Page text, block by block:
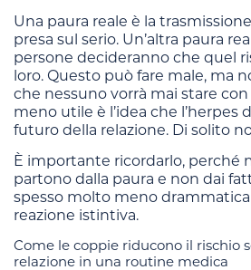
Una paura reale è la
presa sul serio. Un’altra paura
persone decideranno che quel
loro. Questo può fare male, ma
che nessuno vorrà mai stare
meno utile è l’idea che l’herpes
futuro della relazione. Di solito
È importante ricordarlo, perché
partono dalla paura e non dai
spesso molto meno
reazione istintiva.
Come le coppie riducono il rischio
relazione in una routine medica